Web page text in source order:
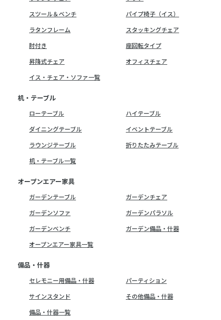
スツール＆ベンチ
パイプ椅子（イス）
ラタンフレーム
スタッキングチェア
肘付き
座回転タイプ
昇降式チェア
オフィスチェア
イス・チェア・ソファ一覧
机・テーブル
ローテーブル
ハイテーブル
ダイニングテーブル
イベントテーブル
ラウンジテーブル
折りたたみテーブル
机・テーブル一覧
オープンエアー家具
ガーデンテーブル
ガーデンチェア
ガーデンソファ
ガーデンパラソル
ガーデンベンチ
ガーデン備品・什器
オープンエアー家具一覧
備品・什器
セレモニー用備品・什器
パーティション
サインスタンド
その他備品・什器
備品・什器一覧